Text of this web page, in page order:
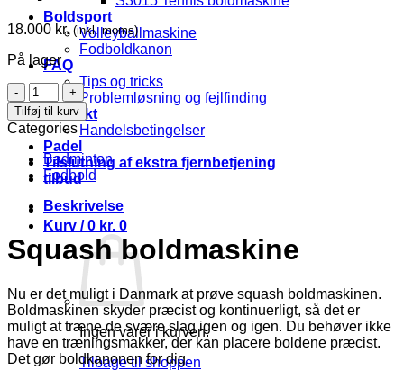
Boldsport
Volleyballmaskine
Fodboldkanon
FAQ
Tips og tricks
Problemløsning og fejlfinding
Kontakt
Handelsbetingelser
Padel
Tilslutning af ekstra fjernbetjening
tilbud
Kurv /0 kr. 0
Ingen varer i kurven.
Tilbage til shoppen
18.000 kr. (inkl. moms)
På lager
Squash
boldmaskine
antal
Tilføj til kurv
Categories
Badminton
Fodbold
Beskrivelse
Squash boldmaskine
Nu er det muligt i Danmark at prøve squash boldmaskinen.
Boldmaskinen skyder præcist og kontinuerligt, så det er
muligt at træne de svære slag igen og igen. Du behøver ikke
have en træningsmakker, der kan placere boldene præcist.
Det gør boldkanonen for dig.